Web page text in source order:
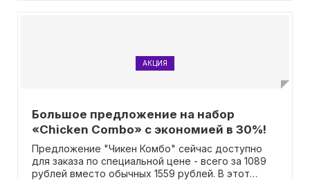
АКЦИЯ
Большое предложение на набор
«Chicken Combo» с экономией в 30%!
Предложение "Чикен Комбо" сейчас доступно
для заказа по специальной цене - всего за 1089
рублей вместо обычных 1559 рублей. В этот